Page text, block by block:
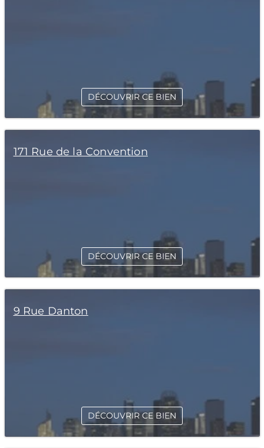
DÉCOUVRIR CE BIEN
171 Rue de la Convention
DÉCOUVRIR CE BIEN
9 Rue Danton
DÉCOUVRIR CE BIEN